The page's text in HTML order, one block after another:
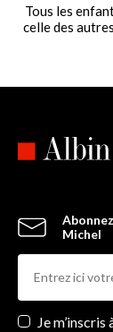
Tous les
celle des
Michel
Newsletters
Je